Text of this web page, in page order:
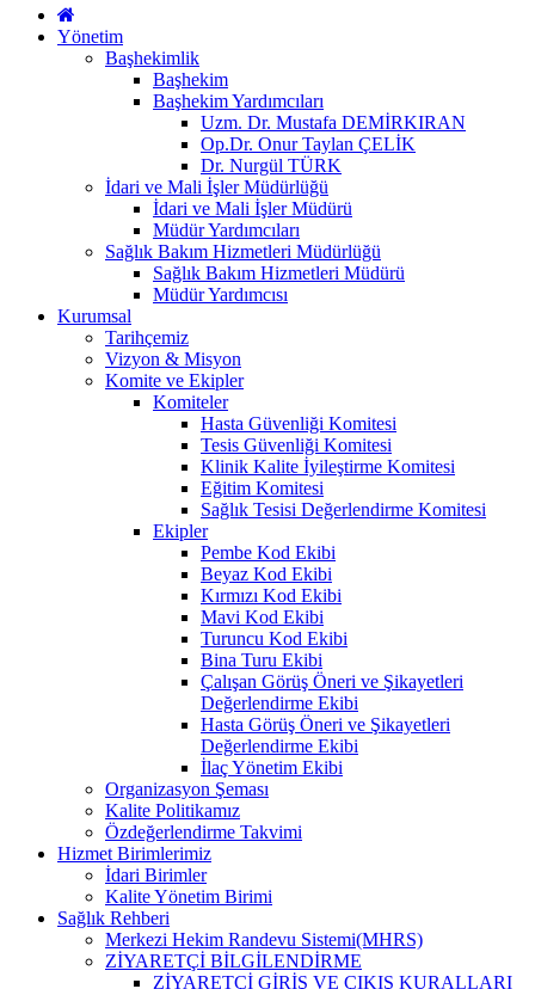
Yönetim
Başhekimlik
Başhekim
Başhekim Yardımcıları
Uzm. Dr. Mustafa DEMİRKIRAN
Op.Dr. Onur Taylan ÇELİK
Dr. Nurgül TÜRK
İdari ve Mali İşler Müdürlüğü
İdari ve Mali İşler Müdürü
Müdür Yardımcıları
Sağlık Bakım Hizmetleri Müdürlüğü
Sağlık Bakım Hizmetleri Müdürü
Müdür Yardımcısı
Kurumsal
Tarihçemiz
Vizyon & Misyon
Komite ve Ekipler
Komiteler
Hasta Güvenliği Komitesi
Tesis Güvenliği Komitesi
Klinik Kalite İyileştirme Komitesi
Eğitim Komitesi
Sağlık Tesisi Değerlendirme Komitesi
Ekipler
Pembe Kod Ekibi
Beyaz Kod Ekibi
Kırmızı Kod Ekibi
Mavi Kod Ekibi
Turuncu Kod Ekibi
Bina Turu Ekibi
Çalışan Görüş Öneri ve Şikayetleri
Değerlendirme Ekibi
Hasta Görüş Öneri ve Şikayetleri
Değerlendirme Ekibi
İlaç Yönetim Ekibi
Organizasyon Şeması
Kalite Politikamız
Özdeğerlendirme Takvimi
Hizmet Birimlerimiz
İdari Birimler
Kalite Yönetim Birimi
Sağlık Rehberi
Merkezi Hekim Randevu Sistemi(MHRS)
ZİYARETÇİ BİLGİLENDİRME
ZİYARETÇİ GİRİŞ VE ÇIKIŞ KURALLARI